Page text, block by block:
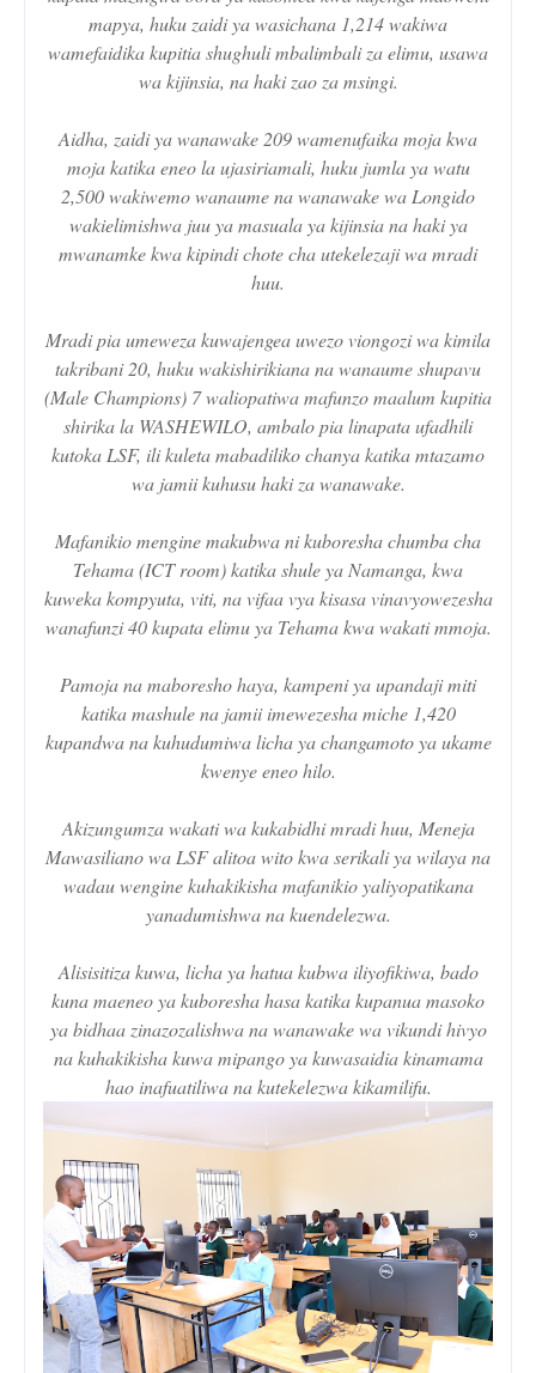
mapya, huku zaidi ya wasichana 1,214 wakiwa
wamefaidika kupitia shughuli mbalimbali za elimu, usawa
wa kijinsia, na haki zao za msingi.
Aidha, zaidi ya wanawake 209 wamenufaika moja kwa
moja katika eneo la ujasiriamali, huku jumla ya watu
2,500 wakiwemo wanaume na wanawake wa Longido
wakielimishwa juu ya masuala ya kijinsia na haki ya
mwanamke kwa kipindi chote cha utekelezaji wa mradi
huu.
Mradi pia umeweza kuwajengea uwezo viongozi wa kimila
takribani 20, huku wakishirikiana na wanaume shupavu
(Male Champions) 7 waliopatiwa mafunzo maalum kupitia
shirika la WASHEWILO, ambalo pia linapata ufadhili
kutoka LSF, ili kuleta mabadiliko chanya katika mtazamo
wa jamii kuhusu haki za wanawake.
Mafanikio mengine makubwa ni kuboresha chumba cha
Tehama (ICT room) katika shule ya Namanga, kwa
kuweka kompyuta, viti, na vifaa vya kisasa vinavyowezesha
wanafunzi 40 kupata elimu ya Tehama kwa wakati mmoja.
Pamoja na maboresho haya, kampeni ya upandaji miti
katika mashule na jamii imewezesha miche 1,420
kupandwa na kuhudumiwa licha ya changamoto ya ukame
kwenye eneo hilo.
Akizungumza wakati wa kukabidhi mradi huu, Meneja
Mawasiliano wa LSF alitoa wito kwa serikali ya wilaya na
wadau wengine kuhakikisha mafanikio yaliyopatikana
yanadumishwa na kuendelezwa.
Alisisitiza kuwa, licha ya hatua kubwa iliyofikiwa, bado
kuna maeneo ya kuboresha hasa katika kupanua masoko
ya bidhaa zinazozalishwa na wanawake wa vikundi hivyo
na kuhakikisha kuwa mipango ya kuwasaidia kinamama
hao inafuatiliwa na kutekelezwa kikamilifu.